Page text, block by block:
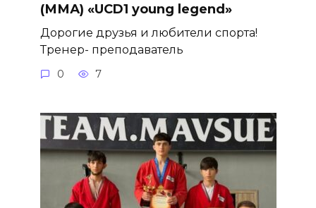
(ММА) «UCD1 young legend»
Дорогие друзья и любители спорта!
Тренер- преподаватель
0 7